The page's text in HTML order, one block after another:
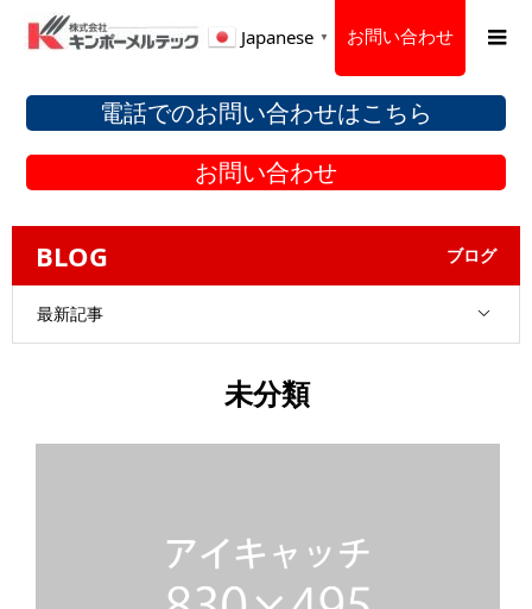
Japanese ▼ お問い合わせ
電話でのお問い合わせはこちら
お問い合わせ
BLOG ブログ
最新記事
未分類